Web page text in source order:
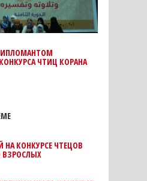
ЧТИЦ КОРАНА
НА КОНКУРСЕ ЧТЕЦОВ
ВЗРОСЛЫХ